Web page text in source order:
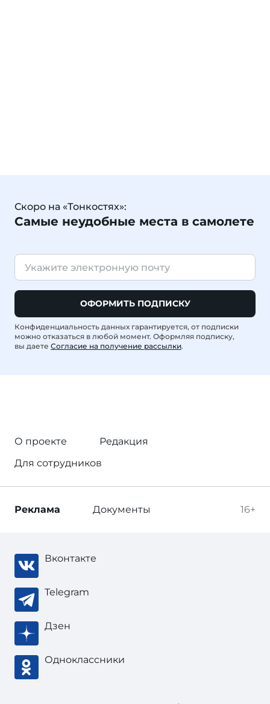
Скоро на «Тонкостях»:
Самые неудобные места в самолете
ОФОРМИТЬ ПОДПИСКУ
Конфиденциальность данных гарантируется, от подписки
можно отказаться в любой момент. Оформляя подписку,
вы даете Согласие на получение рассылки.
О проекте
Редакция
Для сотрудников
16+
Реклама Документы
Вконтакте
Telegram
Дзен
Одноклассники